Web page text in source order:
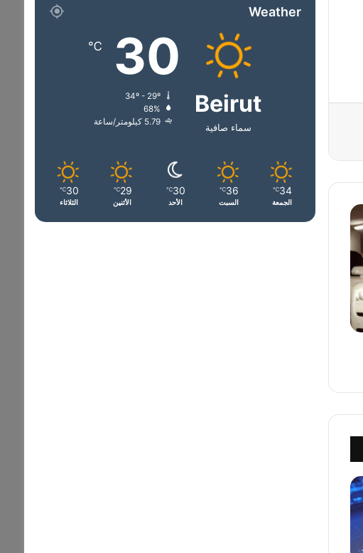
Weather
Beirut
سماء صافية
30
℃
68%
5.79 كيلومتر/ساعة
34
℃
الجمعة
36
℃
السبت
30
℃
الأحد
29
℃
الأثنين
30
℃
الثلاثاء